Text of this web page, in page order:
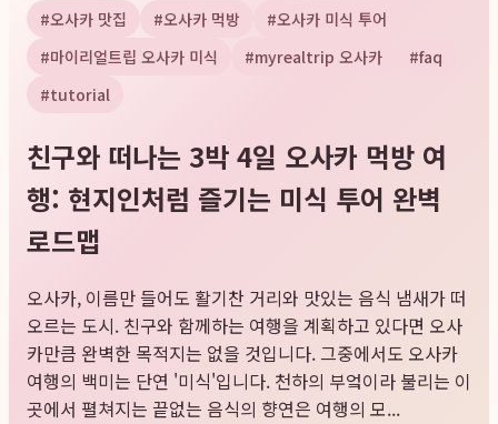
#오사카 맛집 #오사카 먹방 #오사카 미식 투어
#마이리얼트립 오사카 미식 #myrealtrip 오사카 #faq
#tutorial
친구와 떠나는 3박 4일 오사카 먹방 여
행: 현지인처럼 즐기는 미식 투어 완벽
로드맵
오사카, 이름만 들어도 활기찬 거리와 맛있는 음식 냄새가 떠
오르는 도시. 친구와 함께하는 여행을 계획하고 있다면 오사
카만큼 완벽한 목적지는 없을 것입니다. 그중에서도 오사카
여행의 백미는 단연 '미식'입니다. 천하의 부엌이라 불리는 이
곳에서 펼쳐지는 끝없는 음식의 향연은 여행의 모...